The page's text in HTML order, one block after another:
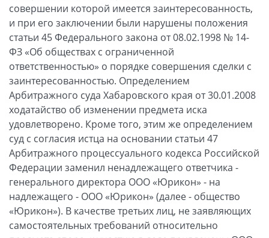
совершении которой имеется заинтересованность,
и при его заключении были нарушены положения
статьи 45 Федерального закона от 08.02.1998 № 14-
ФЗ «Об обществах с ограниченной
ответственностью» о порядке совершения сделки с
заинтересованностью. Определением
Арбитражного суда Хабаровского края от 30.01.2008
ходатайство об изменении предмета иска
удовлетворено. Кроме того, этим же определением
суд с согласия истца на основании статьи 47
Арбитражного процессуального кодекса Российской
Федерации заменил ненадлежащего ответчика -
генерального директора ООО «Юрикон» - на
надлежащего - ООО «Юрикон» (далее - общество
«Юрикон»). В качестве третьих лиц, не заявляющих
самостоятельных требований относительно